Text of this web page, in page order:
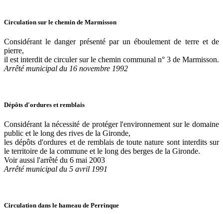
Circulation sur le chemin de Marmisson
Considérant le danger présenté par un éboulement de terre et de
pierre,
il est interdit de circuler sur le chemin communal n° 3 de Marmisson.
Arrêté municipal du 16 novembre 1992
Dépôts d'ordures et remblais
Considérant la nécessité de protéger l'environnement sur le domaine
public et le long des rives de la Gironde,
les dépôts d'ordures et de remblais de toute nature sont interdits sur
le territoire de la commune et le long des berges de la Gironde.
Voir aussi l'arrêté du 6 mai 2003
Arrêté municipal du 5 avril 1991
Circulation dans le hameau de Perrinque